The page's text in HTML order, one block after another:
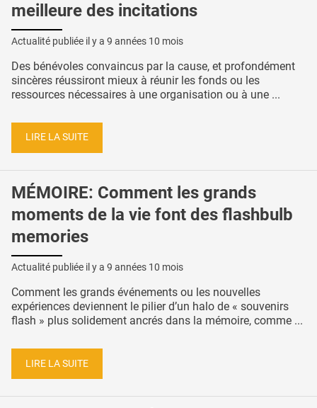
meilleure des incitations
Actualité publiée il y a 9 années 10 mois
Des bénévoles convaincus par la cause, et profondément
sincères réussiront mieux à réunir les fonds ou les
ressources nécessaires à une organisation ou à une ...
LIRE LA SUITE
MÉMOIRE: Comment les grands
moments de la vie font des flashbulb
memories
Actualité publiée il y a 9 années 10 mois
Comment les grands événements ou les nouvelles
expériences deviennent le pilier d’un halo de « souvenirs
flash » plus solidement ancrés dans la mémoire, comme ...
LIRE LA SUITE